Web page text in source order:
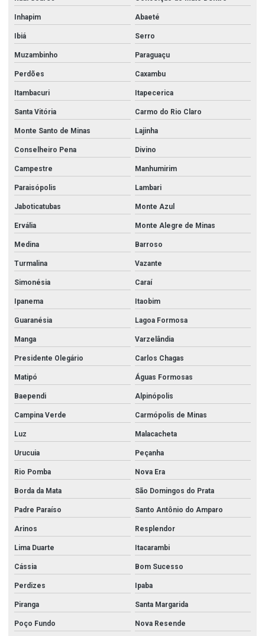
Tubos de aço carbono nbr 5590
Tubos e conexão inox
Tubos e conexões em aço inox
União aço carbono
União galvanizado
União galvanizado 2 1 2
União galvanizado 3
União roscada aço carbono
Válvula agulha
Válvula agulha inox
Válvula borboleta 2 polegadas
Válvula borboleta 3 polegadas
Válvula borboleta 6 polegadas
Valvula borboleta em aço inox
Válvula borboleta sanitária
Válvula borboleta wafer
Válvula esfera 3 vias
Válvula esfera monobloco
Válvula esfera tripartida
Válvula flangeada inox
Válvula gaveta 2 1 2
Válvula gaveta 4
Válvula gaveta 6 polegadas
Válvula gaveta flangeada
Valvula gaveta inox
Válvula globo 2
Inhapim Abaeté
Ibiá Serro
Muzambinho Paraguaçu
Perdões Caxambu
Itambacuri Itapecerica
Santa Vitória Carmo do Rio Claro
Monte Santo de Minas Lajinha
Conselheiro Pena Divino
Campestre Manhumirim
Paraisópolis Lambari
Jaboticatubas Monte Azul
Ervália Monte Alegre de Minas
Medina Barroso
Turmalina Vazante
Simonésia Caraí
Ipanema Itaobim
Guaranésia Lagoa Formosa
Manga Varzelândia
Presidente Olegário Carlos Chagas
Matipó Águas Formosas
Baependi Alpinópolis
Campina Verde Carmópolis de Minas
Luz Malacacheta
Urucuia Peçanha
Rio Pomba Nova Era
Borda da Mata São Domingos do Prata
Padre Paraíso Santo Antônio do Amparo
Arinos Resplendor
Lima Duarte Itacarambi
Cássia Bom Sucesso
Perdizes Ipaba
Piranga Santa Margarida
Poço Fundo Nova Resende